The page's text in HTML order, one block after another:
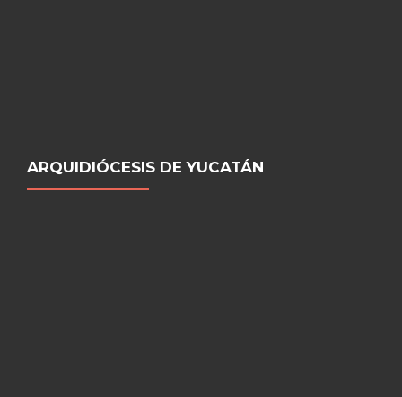
ARQUIDIÓCESIS DE YUCATÁN